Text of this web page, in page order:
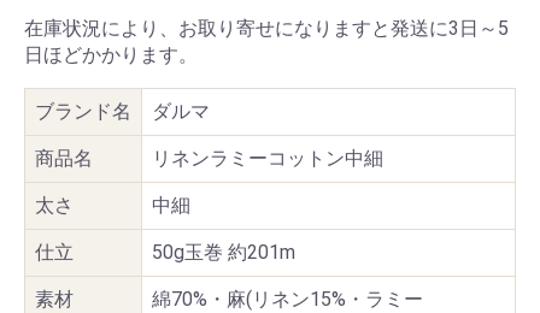
在庫状況により、お取り寄せになりますと発送に3日～5
日ほどかかります。
ブランド名 ダルマ
商品名 リネンラミーコットン中細
太さ 中細
仕立 50g玉巻 約201m
素材
綿70%・麻(リネン15%・ラミー